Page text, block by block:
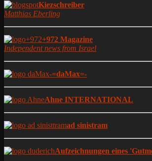
Kiezschreiber
Matthias Eberling
+972 Magazine
Independent news from Israel
-=daMax=-
Ahne INTERNATIONAL
ad sinistram
Aufzeichnungen eines